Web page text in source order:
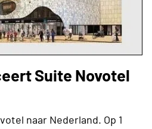
Suite Novotel
naar Nederland. Op 1